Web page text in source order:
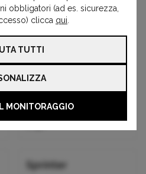
Classe V
Eqa
Eqc
Sprinter
obbligatori (ad es. sicurezza,
clicca qui
TUTTI
MONITORAGGIO